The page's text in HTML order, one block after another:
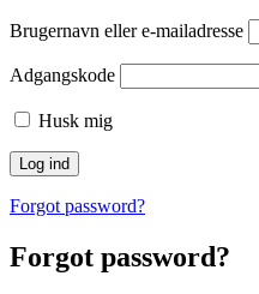
Brugernavn eller e-mailadresse
Adgangskode
Husk mig
Forgot password?
Forgot password?